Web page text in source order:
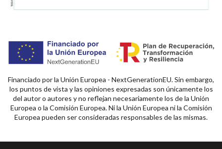
Financiado por la Unión Europea - NextGenerationEU. Sin embargo,
los puntos de vista y las opiniones expresadas son únicamente los
del autor o autores y no reflejan necesariamente los de la Unión
Europea o la Comisión Europea. Ni la Unión Europea ni la Comisión
Europea pueden ser consideradas responsables de las mismas.